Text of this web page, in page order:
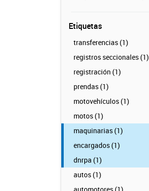
Etiquetas
transferencias (1)
registros seccionales (1)
registración (1)
prendas (1)
motovehículos (1)
motos (1)
maquinarias (1)
encargados (1)
dnrpa (1)
autos (1)